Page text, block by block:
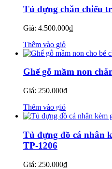
Tủ đựng chăn chiếu
Giá: 4.500.000₫
Thêm vào giỏ
Ghế gỗ mầm non
Giá: 250.000₫
Thêm vào giỏ
Tủ đựng đồ cá nhân
TP-1206
Giá: 250.000₫